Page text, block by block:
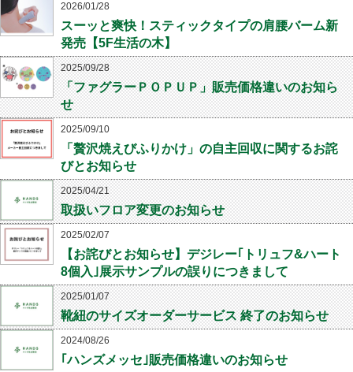
2026/01/28
スーッと爽快！スティックタイプの肩腰バーム新
発売【5F生活の木】
2025/09/28
「ファグラーＰＯＰＵＰ」販売価格違いのお知ら
せ
2025/09/10
「贅沢焼えびふりかけ」の自主回収に関するお詫
びとお知らせ
2025/04/21
取扱いフロア変更のお知らせ
2025/02/07
【お詫びとお知らせ】デジレー｢トリュフ&ハート
8個入｣展示サンプルの誤りにつきまして
2025/01/07
靴紐のサイズオーダーサービス 終了のお知らせ
2024/08/26
｢ハンズメッセ｣販売価格違いのお知らせ